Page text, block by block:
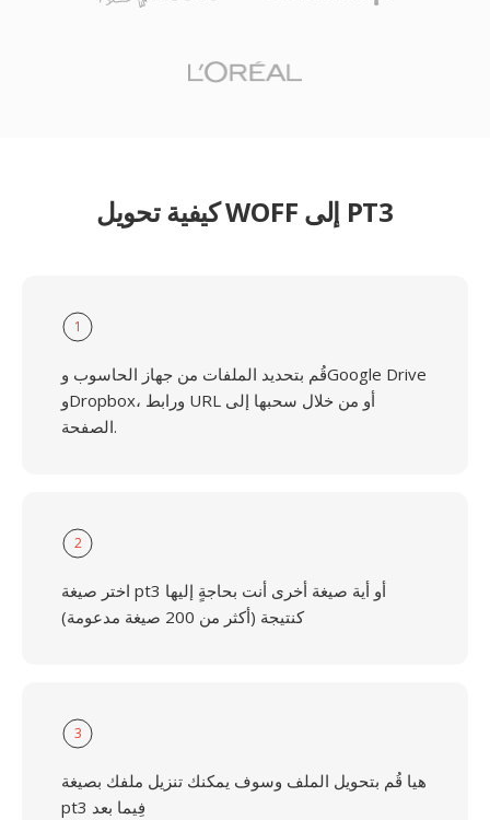
كيفية تحويل WOFF إلى PT3
1
قُم بتحديد الملفات من جهاز الحاسوب وGoogle Drive
وDropbox، ورابط URL أو من خلال سحبها إلى
الصفحة.
2
اختر صيغة pt3 أو أية صيغة أخرى أنت بحاجةٍ إليها
كنتيجة (أكثر من 200 صيغة مدعومة)
3
هيا قُم بتحويل الملف وسوف يمكنك تنزيل ملفك بصيغة
pt3 فِيما بعد